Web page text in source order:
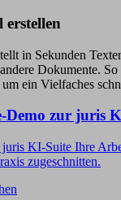
erstellen
in Sekunden
Dokumente.
um ein Vielfaches
Demo zur juris
KI-Suite Ihre
zugeschnitten.